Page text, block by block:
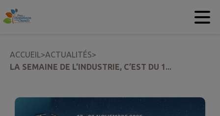
Contenu
ACCUEIL>ACTUALITÉS>
LA SEMAINE DE L’INDUSTRIE, C’EST DU 1...